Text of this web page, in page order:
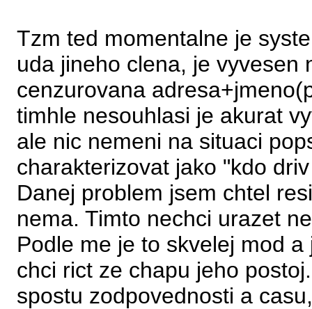
Tzm ted momentalne je
uda jineho clena, je vyvesen
cenzurovana
timhle nesouhlasi je akurat
ale nic nemeni na situaci
charakterizovat jako "kdo
Danej problem jsem chtel
nema. Timto nechci urazet
Podle me je to skvelej mod
chci rict ze chapu jeho
spostu zodpovednosti a